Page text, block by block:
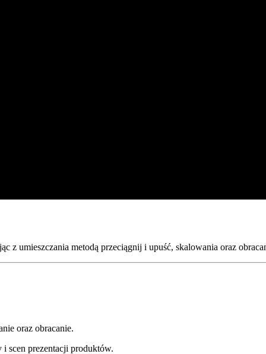
z umieszczania metodą przeciągnij i upuść, skalowania oraz
oraz obracanie.
scen prezentacji produktów.